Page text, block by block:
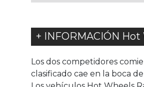
+ INFORMACIÓN
Los dos competidores
clasificado cae en la boca